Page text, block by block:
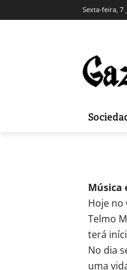
Sexta-feira, 7
Música
Hoje no
Telmo
terá
No dia
uma